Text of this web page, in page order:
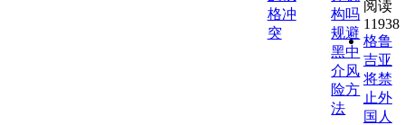
格冲
突
构吗
规避
黑中
介风
险方
法
阅读
11938
格鲁
吉亚
将禁
止外
国人